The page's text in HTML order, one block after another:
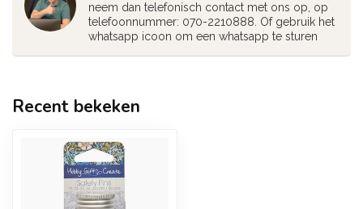
neem dan telefonisch contact met ons op, op
telefoonnummer: 070-2210888. Of gebruik het
whatsapp icoon om een whatsapp te sturen
Recent bekeken